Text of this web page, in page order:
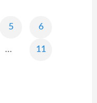
5 6
… 11